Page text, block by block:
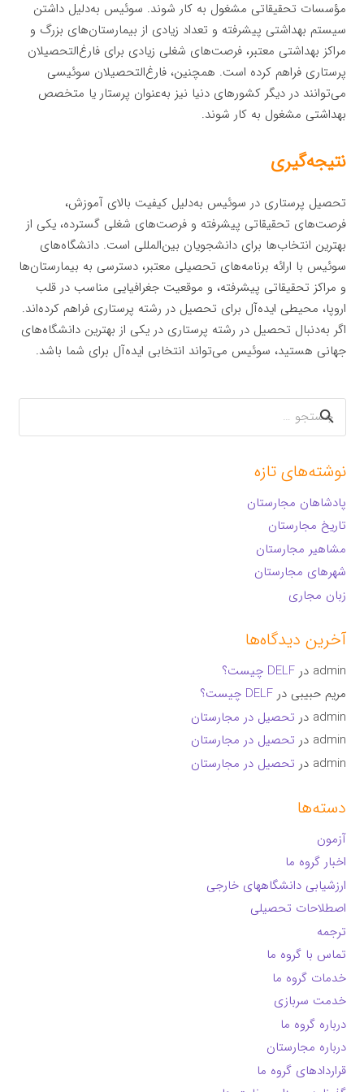
مؤسسات تحقیقاتی مشغول به کار شوند. سوئیس به‌دلیل داشتن
سیستم بهداشتی پیشرفته و تعداد زیادی از بیمارستان‌های بزرگ و
مراکز بهداشتی معتبر، فرصت‌های شغلی زیادی برای فارغ‌التحصیلان
پرستاری فراهم کرده است. همچنین، فارغ‌التحصیلان سوئیسی
می‌توانند در دیگر کشورهای دنیا نیز به‌عنوان پرستار یا متخصص
بهداشتی مشغول به کار شوند.
نتیجه‌گیری
تحصیل پرستاری در سوئیس به‌دلیل کیفیت بالای آموزش،
فرصت‌های تحقیقاتی پیشرفته و فرصت‌های شغلی گسترده، یکی از
بهترین انتخاب‌ها برای دانشجویان بین‌المللی است. دانشگاه‌های
سوئیس با ارائه برنامه‌های تحصیلی معتبر، دسترسی به بیمارستان‌ها
و مراکز تحقیقاتی پیشرفته، و موقعیت جغرافیایی مناسب در قلب
اروپا، محیطی ایده‌آل برای تحصیل در رشته پرستاری فراهم کرده‌اند.
اگر به‌دنبال تحصیل در رشته پرستاری در یکی از بهترین دانشگاه‌های
جهانی هستید، سوئیس می‌تواند انتخابی ایده‌آل برای شما باشد.
جستجو
برای:
نوشته‌های تازه
پادشاهان مجارستان
تاریخ مجارستان
مشاهیر مجارستان
شهرهای مجارستان
زبان مجاری
آخرین دیدگاه‌ها
admin درDELF چیست؟
مریم حبیبی درDELF چیست؟
admin در تحصیل در مجارستان
admin در تحصیل در مجارستان
admin در تحصیل در مجارستان
دسته‌ها
آزمون
اخبار گروه ما
ارزشیابی دانشگاههای خارجی
اصطلاحات تحصیلی
ترجمه
تماس با گروه ما
خدمات گروه ما
خدمت سربازی
درباره گروه ما
درباره مجارستان
قراردادهای گروه ما